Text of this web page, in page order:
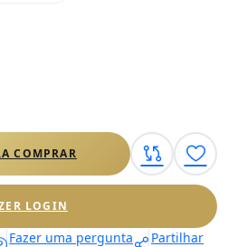
COMPRAR
LOGIN
Fazer uma pergunta
Partilhar